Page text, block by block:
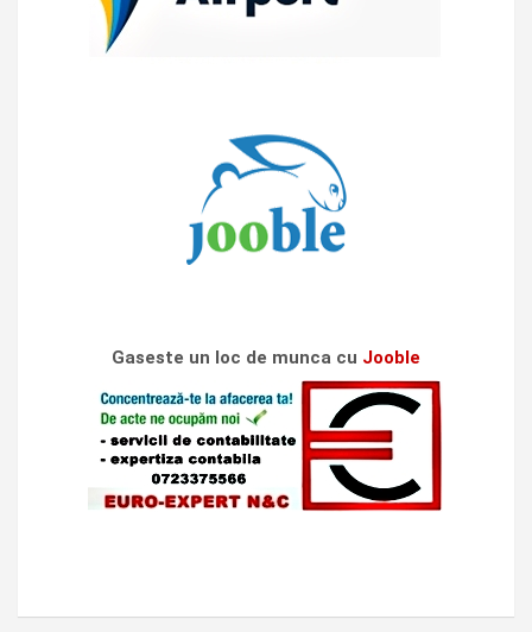
Gaseste un loc de munca cu Jooble